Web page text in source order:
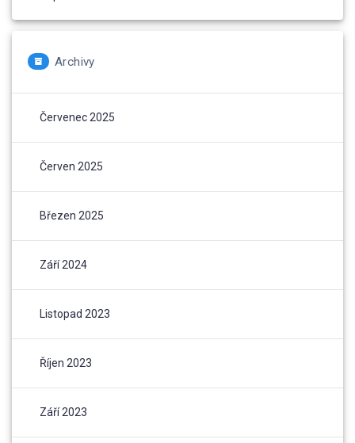
Archivy
Červenec 2025
Červen 2025
Březen 2025
Září 2024
Listopad 2023
Říjen 2023
Září 2023